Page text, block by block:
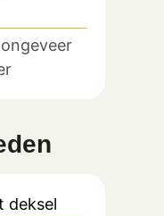
ongeveer
deksel